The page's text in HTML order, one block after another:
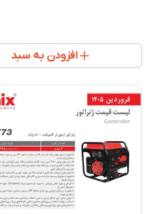
افزودن به سبد